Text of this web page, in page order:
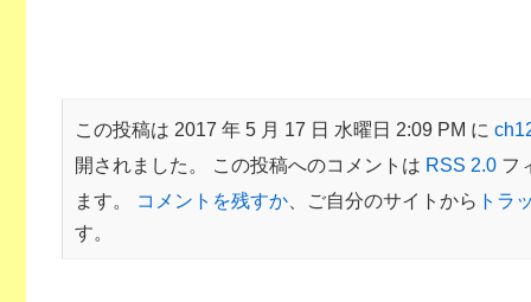
この投稿は 2017 年 5 月 17 日 水曜日 2:09 PM に
開されました。 この投稿へのコメントは RSS 2.0フ
ます。
コメントを残すか、ご自分のサイトから トラ
す。